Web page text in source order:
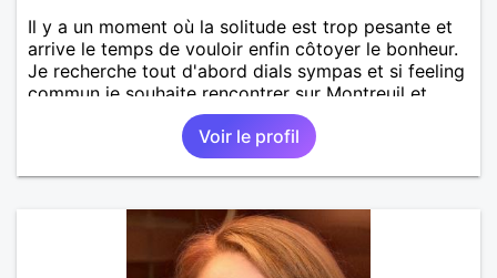
Il y a un moment où la solitude est trop pesante et
arrive le temps de vouloir enfin côtoyer le bonheur.
Je recherche tout d'abord dials sympas et si feeling
commun je souhaite rencontrer sur Montreuil et
secteur alentours, pourquoi pas.
Voir le profil